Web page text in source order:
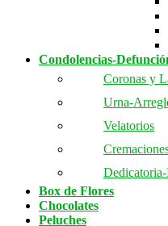
Condolencias-
Coronas y
Urna-
Velatorios
Box de Flores
Chocolates
Peluches